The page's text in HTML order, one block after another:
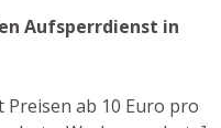
Aufsperrdienst in
ab 10 Euro pro